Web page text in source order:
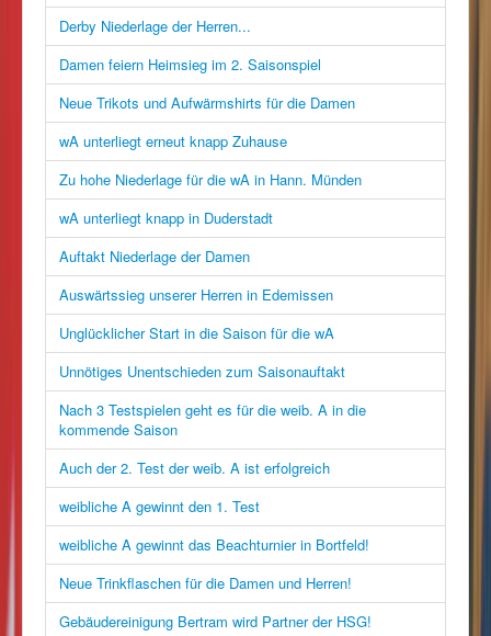
Derby Niederlage der Herren...
Damen feiern Heimsieg im 2. Saisonspiel
Neue Trikots und Aufwärmshirts für die Damen
wA unterliegt erneut knapp Zuhause
Zu hohe Niederlage für die wA in Hann. Münden
wA unterliegt knapp in Duderstadt
Auftakt Niederlage der Damen
Auswärtssieg unserer Herren in Edemissen
Unglücklicher Start in die Saison für die wA
Unnötiges Unentschieden zum Saisonauftakt
Nach 3 Testspielen geht es für die weib. A in die
kommende Saison
Auch der 2. Test der weib. A ist erfolgreich
weibliche A gewinnt den 1. Test
weibliche A gewinnt das Beachturnier in Bortfeld!
Neue Trinkflaschen für die Damen und Herren!
Gebäudereinigung Bertram wird Partner der HSG!